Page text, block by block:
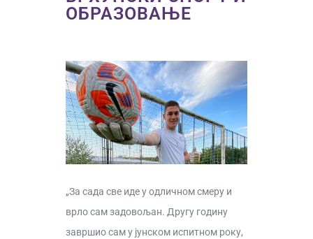
ОБРАЗОВАЊЕ
„За сада све иде у одличном смеру и
врло сам задовољан. Другу годину
завршио сам у јунском испитном року,